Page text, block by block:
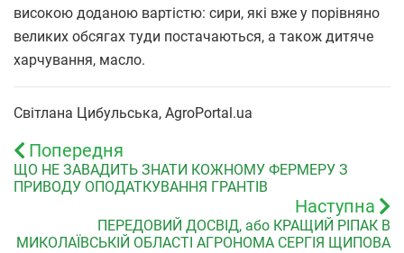
високою доданою вартістю: сири, які вже у порівняно
великих обсягах туди постачаються, а також дитяче
харчування, масло.
Світлана Цибульська, AgroPortal.ua
Попередня
ЩО НЕ ЗАВАДИТЬ ЗНАТИ КОЖНОМУ ФЕРМЕРУ З
ПРИВОДУ ОПОДАТКУВАННЯ ГРАНТІВ
Наступна
ПЕРЕДОВИЙ ДОСВІД, або КРАЩИЙ РІПАК В
МИКОЛАЇВСЬКІЙ ОБЛАСТІ АГРОНОМА СЕРГІЯ ЩИПОВА